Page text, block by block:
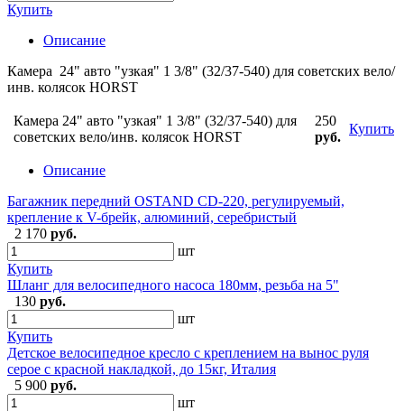
Купить
Описание
Камера 24" авто "узкая" 1 3/8" (32/37-540) для советских вело/
инв. колясок HORST
Камера 24" авто "узкая" 1 3/8" (32/37-540) для
советских вело/инв. колясок HORST
250
руб.
Купить
Описание
Багажник передний OSTAND CD-220, регулируемый,
крепление к V-брейк, алюминий, серебристый
2 170 руб.
шт
Купить
Шланг для велосипедного насоса 180мм, резьба на 5"
130 руб.
шт
Купить
Детское велосипедное кресло с креплением на вынос руля
серое с красной накладкой, до 15кг, Италия
5 900 руб.
шт